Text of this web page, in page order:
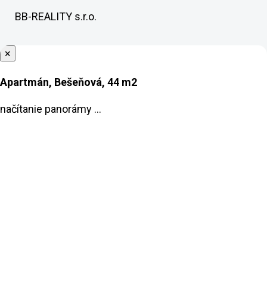
BB-REALITY s.r.o.
×
Apartmán, Bešeňová, 44 m2
načítanie panorámy ...